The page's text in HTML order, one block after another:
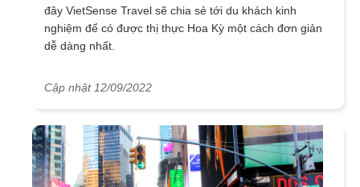
đây VietSense Travel sẽ chia sẻ tới du khách kinh
nghiệm để có được thị thực Hoa Kỳ một cách đơn giản
dễ dàng nhất.
Cập nhật 12/09/2022